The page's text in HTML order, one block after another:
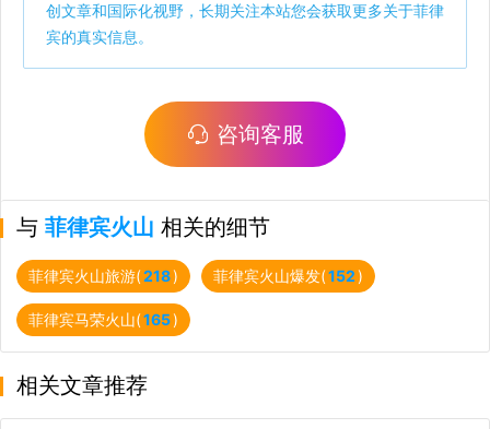
创文章和国际化视野，长期关注本站您会获取更多关于菲律
宾的真实信息。
咨询客服
与 菲律宾火山 相关的细节
菲律宾火山旅游(218) 菲律宾火山爆发(152)
菲律宾马荣火山(165)
相关文章推荐